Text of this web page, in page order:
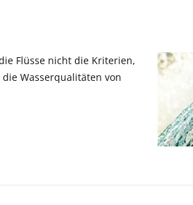
Flüsse nicht die Kriterien,
Wasserqualitäten von